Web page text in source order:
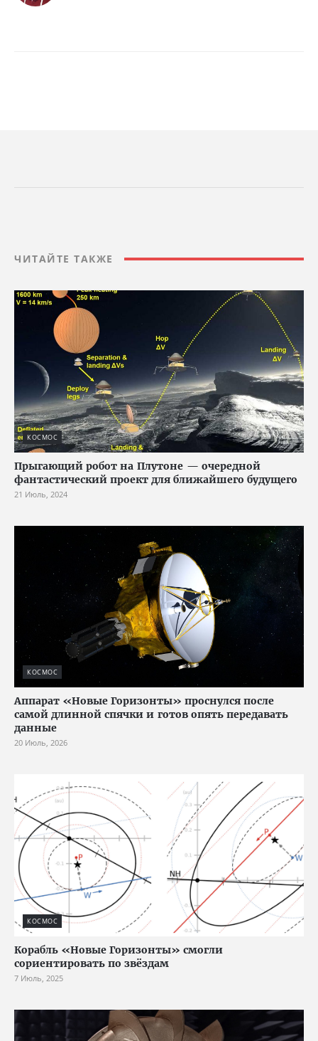
ЧИТАЙТЕ ТАКЖЕ
КОСМОС
Прыгающий робот на Плутоне — очередной
фантастический проект для ближайшего будущего
21 Июль, 2024
КОСМОС
Аппарат «Новые Горизонты» проснулся после
самой длинной спячки и готов опять передавать
данные
20 Июль, 2026
КОСМОС
Корабль «Новые Горизонты» смогли
сориентировать по звёздам
7 Июль, 2025